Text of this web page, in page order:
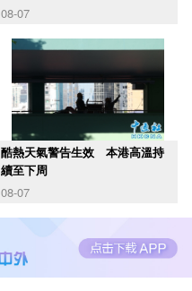
08-07
酷熱天氣警告生效 本港高溫持
續至下周
08-07